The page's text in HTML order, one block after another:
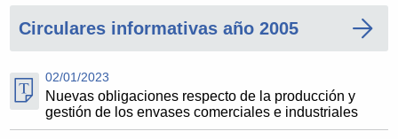
Circulares informativas año 2005
02/01/2023
Nuevas obligaciones respecto de la producción y
gestión de los envases comerciales e industriales